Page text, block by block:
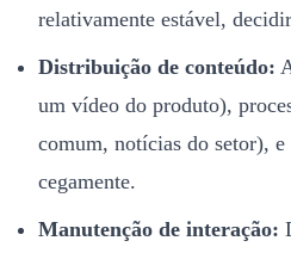
relativamente estável,
Distribuição de conteúdo:
um vídeo do produto),
comum, notícias do setor),
cegamente.
Manutenção de interação: